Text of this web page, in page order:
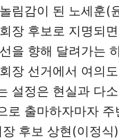
림감이 된 노세훈(
장 후보로 지명되
을 향해 달려가는
장 선거에서 여의
설정은 현실과 다
로 출마하자마자
후보 상현(이정식